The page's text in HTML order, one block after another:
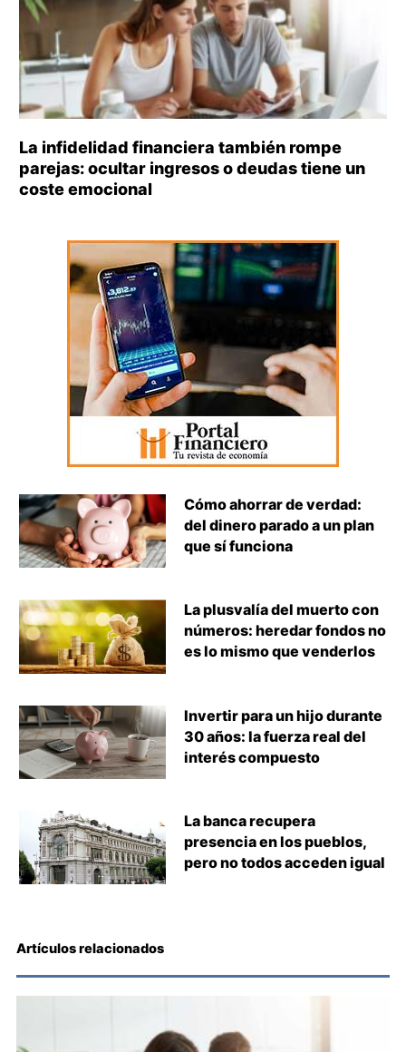
La infidelidad financiera también rompe
parejas: ocultar ingresos o deudas tiene un
coste emocional
Cómo ahorrar de verdad:
del dinero parado a un plan
que sí funciona
La plusvalía del muerto con
números: heredar fondos no
es lo mismo que venderlos
Invertir para un hijo durante
30 años: la fuerza real del
interés compuesto
La banca recupera
presencia en los pueblos,
pero no todos acceden igual
Artículos relacionados